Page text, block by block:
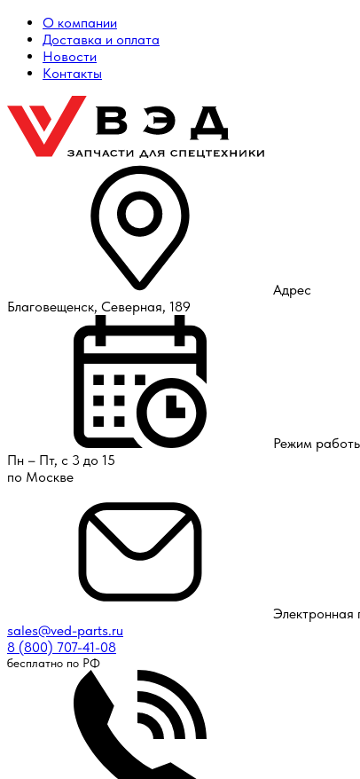
О компании
Доставка и оплата
Новости
Контакты
Адрес
Благовещенск, Северная, 189
Режим
Пн – Пт, с 3 до 15
по Москве
Электронная
sales@ved-parts.ru
8 (800) 707-41-08
бесплатно по РФ